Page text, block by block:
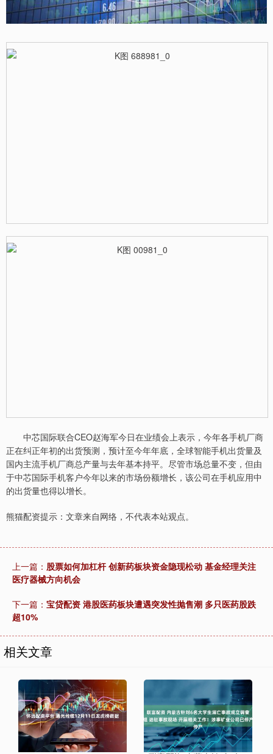
中芯国际联合CEO赵海军今日在业绩会上表示，今年各手机厂商
正在纠正年初的出货预测，预计至今年年底，全球智能手机出货量及
国内主流手机厂商总产量与去年基本持平。尽管市场总量不变，但由
于中芯国际手机客户今年以来的市场份额增长，该公司在手机应用中
的出货量也得以增长。
熊猫配资提示：文章来自网络，不代表本站观点。
上一篇： 股票如何加杠杆 创新药板块资金隐现松动 基金经理关注
医疗器械方向机会
下一篇： 宝贷配资 港股医药板块遭遇突发性抛售潮 多只医药股跌
超10%
相关文章